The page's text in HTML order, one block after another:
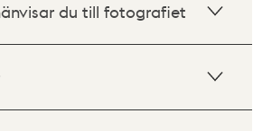
du till fotografiet